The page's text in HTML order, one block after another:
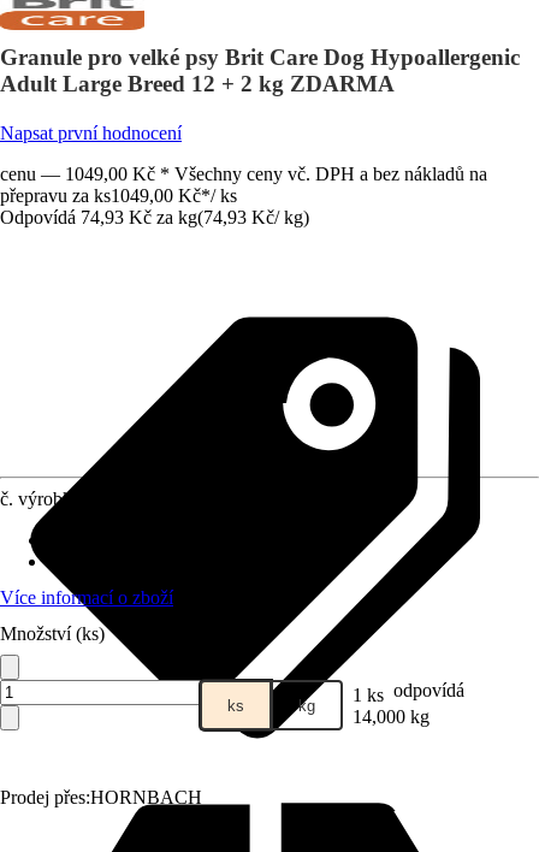
Granule pro velké psy Brit Care Dog Hypoallergenic
Adult Large Breed 12 + 2 kg ZDARMA
Napsat první hodnocení
cenu — 1049,00 Kč * Všechny ceny vč. DPH a bez nákladů na
přepravu za ks1049,00 Kč*/ ks
Odpovídá 74,93 Kč za kg(74,93 Kč/ kg)
Prodej přes:HORNBACH
č. výrobku
Více informací o zboží
Množství (ks)
ks kg 1 ks odpovídá
14,000 kg